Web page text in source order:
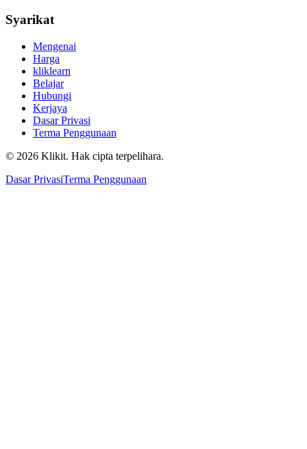
Syarikat
Mengenai
Harga
kliklearn
Belajar
Hubungi
Kerjaya
Dasar Privasi
Terma Penggunaan
© 2026 Klikit. Hak cipta terpelihara.
Dasar PrivasiTerma Penggunaan